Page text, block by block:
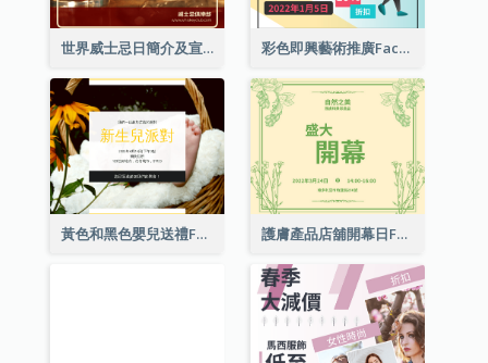
世界威士忌日簡介及宣傳用Facebook帖子 彩色即興藝術推廣Facebook帖子
黃色和黑色嬰兒送禮Facebook帖子 護膚產品店舖開幕日Facebook帖子